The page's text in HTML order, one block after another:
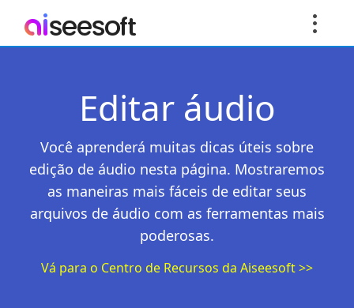
Editar áudio
Você aprenderá muitas dicas úteis sobre
edição de áudio nesta página. Mostraremos
as maneiras mais fáceis de editar seus
arquivos de áudio com as ferramentas mais
poderosas.
Vá para o Centro de Recursos da Aiseesoft >>